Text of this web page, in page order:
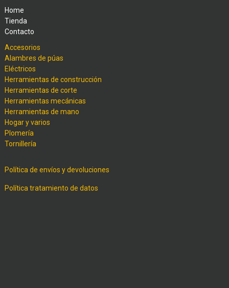
Home
Tienda
Contacto
Accesorios
Alambres de púas
Eléctricos
Herramientas de construcción
Herramientas de corte
Herramientas mecánicas
Herramientas de mano
Hogar y varios
Plomería
Tornillería
Política de envíos y devoluciones
Política tratamiento de datos